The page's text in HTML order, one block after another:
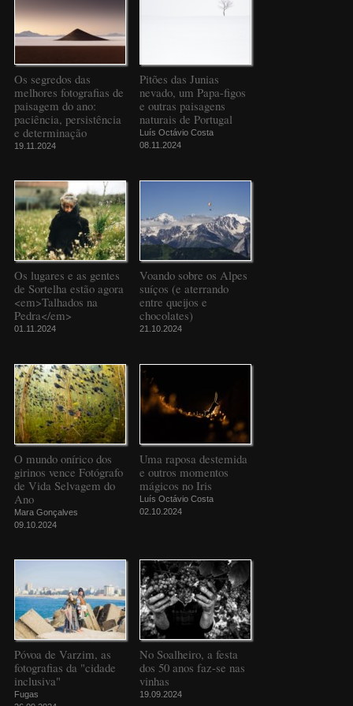
Os segredos das
melhores fotografias de
paisagem do ano:
paciência, persistência
e determinação
19.11.2024
Pitões das Junias
nevado, um Papa-figos
e outras paisagens
naturais de Portugal
Luís Octávio Costa
08.11.2024
Os lugares e as gentes
de Sortelha estão agora
<em>Talhados na
Pedra</em>
01.11.2024
Voando sobre os Alpes
suíços (e aterrando
entre queijos e
chocolates)
21.10.2024
O mundo onírico dos
girinos vence Fotógrafo
de Vida Selvagem do
Ano
Mara Gonçalves
09.10.2024
Uma raposa destemida
e outros momentos
mágicos no Iris
Luís Octávio Costa
02.10.2024
Póvoa de Varzim, as
fotografias da "cidade
inclusiva"
Fugas
No Soalheiro, a festa
dos 50 anos faz-se nas
vinhas
19.09.2024